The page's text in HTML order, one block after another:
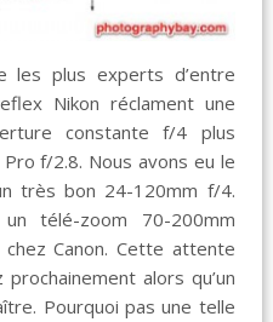
les plus experts d’entre
Nikon réclament une
constante f/4 plus
f/2.8. Nous avons eu le
très bon 24-120mm f/4.
télé-zoom 70-200mm
Canon. Cette attente
alors qu’un
Pourquoi pas une telle